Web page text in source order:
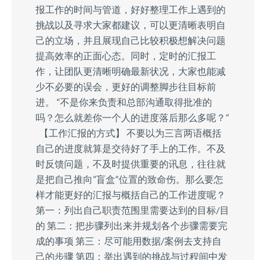
报工作的时间与管道，好好整理工作上遇到的
挑战以及寻求大家都建议，可以更清晰表明自
己的立场，并且展现自己比较积极想解决问题
提高效率的正面心态。同时，定时的汇报工
作，让团队更清晰明确最新状况，大家也能减
少不必要的误会，更好的调整脚步往目标前
进。 “不是你来负责和总部沟通取得批准的
吗？怎么就差你一个人的进度落后那么多呢？“
【工作汇报的方式】 不要以为三言两语概括
自己的进度就算是交待好了手上的工作。不及
时反馈问题，不及时提供重要的讯息，往往就
是把自己推向”盲盒“位置的致命伤。那么要怎
样才能更好的汇报与概括自己的工作进度呢？
第一：列出自己职责范围里需要达到的目标/目
的 第二：把步骤列出来并规划各个步骤需要完
成的事项 第三：尽可能用数据/案例去支持自
己的步骤 第四：举出遇到的挑战与过程间中发